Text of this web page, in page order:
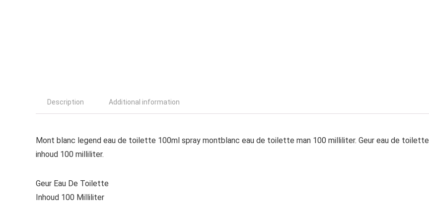
Description Additional information
Mont blanc legend eau de toilette 100ml spray montblanc eau de toilette man 100 milliliter. Geur eau de toilette
inhoud 100 milliliter.
Geur Eau De Toilette
Inhoud 100 Milliliter